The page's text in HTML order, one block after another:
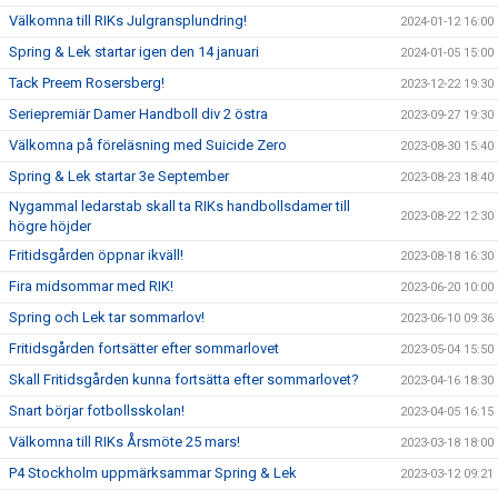
Välkomna till RIKs Julgransplundring! 2024-01-12 16:00
Spring & Lek startar igen den 14 januari 2024-01-05 15:00
Tack Preem Rosersberg! 2023-12-22 19:30
Seriepremiär Damer Handboll div 2 östra 2023-09-27 19:30
Välkomna på föreläsning med Suicide Zero 2023-08-30 15:40
Spring & Lek startar 3e September 2023-08-23 18:40
Nygammal ledarstab skall ta RIKs handbollsdamer till
högre höjder
2023-08-22 12:30
Fritidsgården öppnar ikväll! 2023-08-18 16:30
Fira midsommar med RIK! 2023-06-20 10:00
Spring och Lek tar sommarlov! 2023-06-10 09:36
Fritidsgården fortsätter efter sommarlovet 2023-05-04 15:50
Skall Fritidsgården kunna fortsätta efter sommarlovet? 2023-04-16 18:30
Snart börjar fotbollsskolan! 2023-04-05 16:15
Välkomna till RIKs Årsmöte 25 mars! 2023-03-18 18:00
P4 Stockholm uppmärksammar Spring & Lek 2023-03-12 09:21